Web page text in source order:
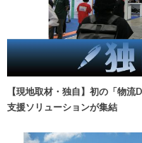
【現地取材・独自】初の「物
支援ソリューションが集結